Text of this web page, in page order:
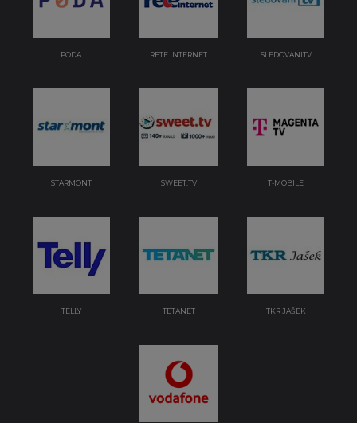
PODA RETE INTERNET SLEDOVANITV
STARMONT SWEET.TV T-MOBILE
TELLY TETANET TKR JAŠEK